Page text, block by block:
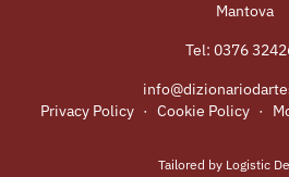
Mantova
Tel: 0376
Privacy Policy · Cookie Policy ·
Tailored by Logistic